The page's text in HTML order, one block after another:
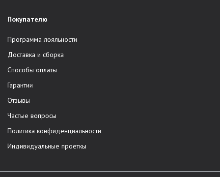
Покупателю
Программа лояльности
Доставка и сборка
Способы оплаты
Гарантии
Отзывы
Частые вопросы
Политика конфиденциальности
Индивидуальные проеткы